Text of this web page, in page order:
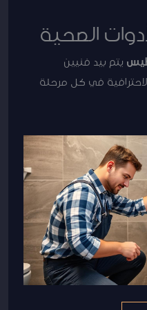
الصحية
يتم بيد فنيين
في كل مرحلة